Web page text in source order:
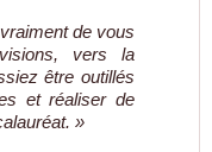
de vous
vers la
être outillés
et réaliser de
»